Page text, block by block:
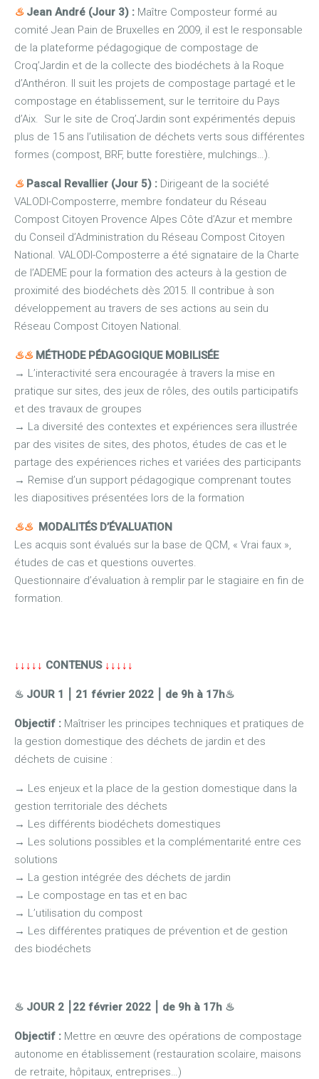
♨ Jean André (Jour 3) : Maître Composteur formé au
comité Jean Pain de Bruxelles en 2009, il est le responsable
de la plateforme pédagogique de compostage de
Croq’Jardin et de la collecte des biodéchets à la Roque
d’Anthéron. Il suit les projets de compostage partagé et le
compostage en établissement, sur le territoire du Pays
d’Aix. Sur le site de Croq’Jardin sont expérimentés depuis
plus de 15 ans l’utilisation de déchets verts sous différentes
formes (compost, BRF, butte forestière, mulchings…).
♨ Pascal Revallier (Jour 5) : Dirigeant de la société
VALODI-Composterre, membre fondateur du Réseau
Compost Citoyen Provence Alpes Côte d’Azur et membre
du Conseil d’Administration du Réseau Compost Citoyen
National. VALODI-Composterre a été signataire de la Charte
de l’ADEME pour la formation des acteurs à la gestion de
proximité des biodéchets dès 2015. Il contribue à son
développement au travers de ses actions au sein du
Réseau Compost Citoyen National.
♨♨MÉTHODE PÉDAGOGIQUE MOBILISÉE
→ L’interactivité sera encouragée à travers la mise en
pratique sur sites, des jeux de rôles, des outils participatifs
et des travaux de groupes
→ La diversité des contextes et expériences sera illustrée
par des visites de sites, des photos, études de cas et le
partage des expériences riches et variées des participants
→ Remise d’un support pédagogique comprenant toutes
les diapositives présentées lors de la formation
♨♨MODALITÉS D’ÉVALUATION
Les acquis sont évalués sur la base de QCM, « Vrai faux »,
études de cas et questions ouvertes.
Questionnaire d’évaluation à remplir par le stagiaire en fin de
formation.
↓↓↓↓↓ CONTENUS ↓↓↓↓↓
♨ JOUR 1 ⎮ 21 février 2022 ⎮ de 9h à 17h♨
Objectif : Maîtriser les principes techniques et pratiques de
la gestion domestique des déchets de jardin et des
déchets de cuisine :
→ Les enjeux et la place de la gestion domestique dans la
gestion territoriale des déchets
→ Les différents biodéchets domestiques
→ Les solutions possibles et la complémentarité entre ces
solutions
→ La gestion intégrée des déchets de jardin
→ Le compostage en tas et en bac
→ L’utilisation du compost
→ Les différentes pratiques de prévention et de gestion
des biodéchets
♨ JOUR 2 ⎮22 février 2022 ⎮ de 9h à 17h ♨
Objectif : Mettre en œuvre des opérations de compostage
autonome en établissement (restauration scolaire, maisons
de retraite, hôpitaux, entreprises…)